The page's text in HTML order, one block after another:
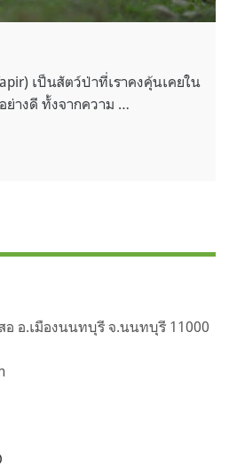
เป็นสัตว์ป่าที่เราคงคุ้นเคยใน
ย่างดี ทั้งจากความ …
อ อ.เมืองนนทบุรี จ.นนทบุรี 11000